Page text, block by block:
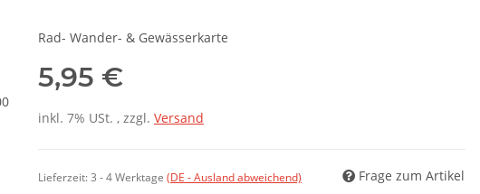
Rad- Wander- & Gewässerkarte
5,95 €
inkl. 7% USt. , zzgl. Versand
Lieferzeit:3 - 4 Werktage (DE - Ausland abweichend) Frage zum Artikel